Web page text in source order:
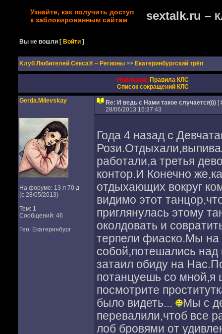
Узнайте, как получить доступ
к заблокированным сайтам
sextalk.ru –
Вы не вошли [Войти ]
Kлуб Любителей Секса® – Регионы >> Екатеринбургский трёп
Новичкам: Правила КЛС
Список сокращений КЛС
Gerda.Milevskay
На форуме: 13 л 70 д
(с 28/05/2013)
Тем: 1
Сообщений: 46
Гео: Екатеринбург
Re: И ведь с Нами такое случается))) [
28/06/2013 16:37:43
Года 4 назад с
работали,а третья
контор.И Конечно
отдыхающих вокруг
видимо этот
приглянулась этому
околдовать и
терпели фиаско.Мы на
собой,потешались
затаил обиду на
потанцуешь со мной,я
посмотрите
было видеть...
Мы с
перевалили,чтоб все
лоб бровями от